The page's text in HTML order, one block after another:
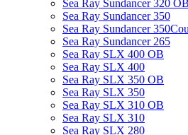
Sea Ray Sundancer 320 OB
Sea Ray Sundancer 350
Sea Ray Sundancer
Sea Ray Sundancer 265
Sea Ray SLX 400 OB
Sea Ray SLX 400
Sea Ray SLX 350 OB
Sea Ray SLX 350
Sea Ray SLX 310 OB
Sea Ray SLX 310
Sea Ray SLX 280